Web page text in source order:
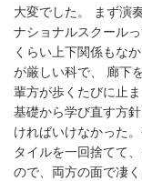
大変でした。 まず演
ナショナルスクール
くらい上下関係もな
が厳しい科で、 廊下
輩方が歩くたびに止
基礎から学び直す方
ければいけなかった
タイルを一回捨てて
ので、両方の面で凄く